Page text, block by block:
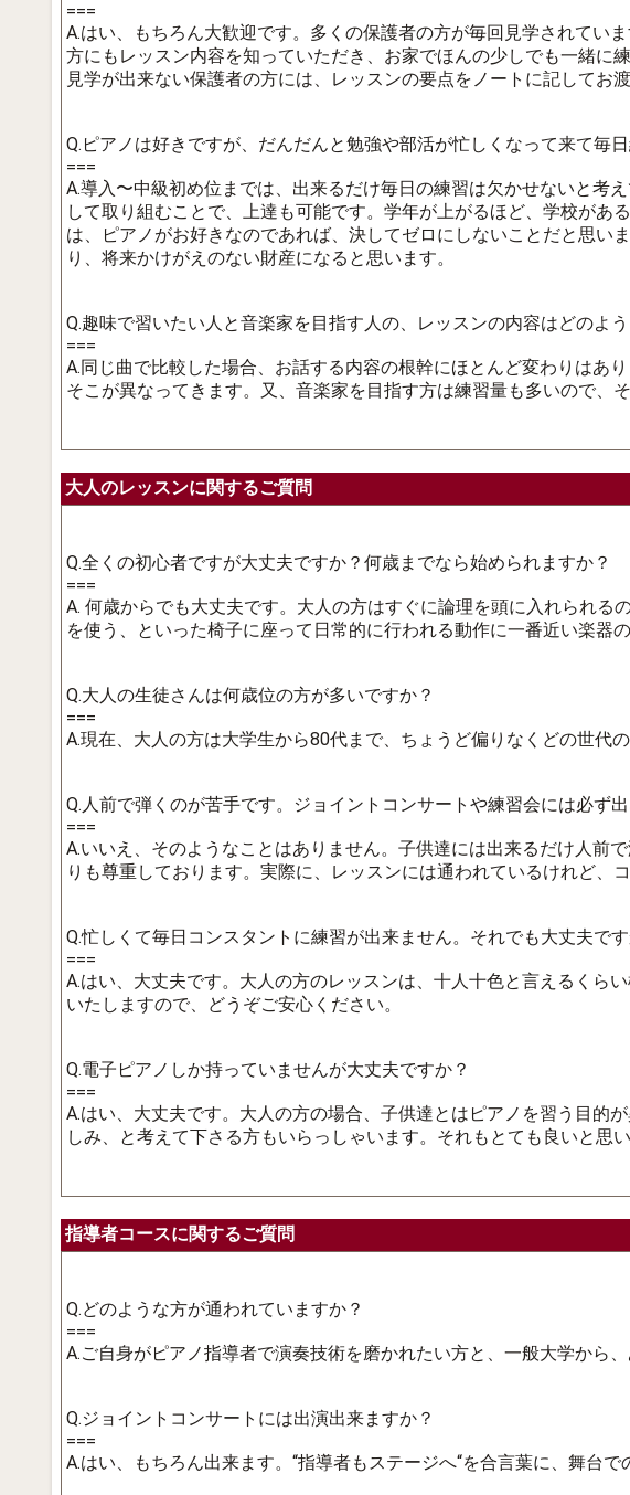
===
A.はい、もちろん大歓迎です。多くの保護者の方が毎回見学されてい
方にもレッスン内容を知っていただき、お家でほんの少しでも一緒に
見学が出来ない保護者の方には、レッスンの要点をノートに記してお渡
Q.ピアノは好きですが、だんだんと勉強や部活が忙しくなって来て毎
===
A.導入〜中級初め位までは、出来るだけ毎日の練習は欠かせないと考
して取り組むことで、上達も可能です。学年が上がるほど、学校が
は、ピアノがお好きなのであれば、決してゼロにしないことだと思
り、将来かけがえのない財産になると思います。
Q.趣味で習いたい人と音楽家を目指す人の、レッスンの内容はどのよ
===
A.同じ曲で比較した場合、お話する内容の根幹にほとんど変わりはあ
そこが異なってきます。又、音楽家を目指す方は練習量も多いので、
大人のレッスンに関するご質問
Q.全くの初心者ですが大丈夫ですか？何歳までなら始められますか？
===
A. 何歳からでも大丈夫です。大人の方はすぐに論理を頭に入れられ
を使う、といった椅子に座って日常的に行われる動作に一番近い楽器
Q.大人の生徒さんは何歳位の方が多いですか？
===
A.現在、大人の方は大学生から80代まで、ちょうど偏りなくどの世代
Q.人前で弾くのが苦手です。ジョイントコンサートや練習会には必ず
===
A.いいえ、そのようなことはありません。子供達には出来るだけ人前
りも尊重しております。実際に、レッスンには通われているけれど、
Q.忙しくて毎日コンスタントに練習が出来ません。それでも大丈夫です
===
A.はい、大丈夫です。大人の方のレッスンは、十人十色と言えるくら
いたしますので、どうぞご安心ください。
Q.電子ピアノしか持っていませんが大丈夫ですか？
===
A.はい、大丈夫です。大人の方の場合、子供達とはピアノを習う目的
しみ、と考えて下さる方もいらっしゃいます。それもとても良いと思い
指導者コースに関するご質問
Q.どのような方が通われていますか？
===
A.ご自身がピアノ指導者で演奏技術を磨かれたい方と、一般大学から
Q.ジョイントコンサートには出演出来ますか？
===
A.はい、もちろん出来ます。“指導者もステージへ“を合言葉に、舞台で